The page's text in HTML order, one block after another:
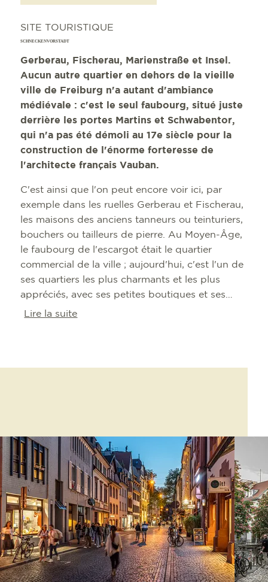
SITE TOURISTIQUE
SCHNECKENVORSTADT
Gerberau, Fischerau, Marienstraße et Insel.
Aucun autre quartier en dehors de la vieille
ville de Freiburg n'a autant d'ambiance
médiévale : c'est le seul faubourg, situé juste
derrière les portes Martins et Schwabentor,
qui n'a pas été démoli au 17e siècle pour la
construction de l'énorme forteresse de
l'architecte français Vauban.
C'est ainsi que l'on peut encore voir ici, par
exemple dans les ruelles Gerberau et Fischerau,
les maisons des anciens tanneurs ou teinturiers,
bouchers ou tailleurs de pierre. Au Moyen-Âge,
le faubourg de l'escargot était le quartier
commercial de la ville ; aujourd'hui, c'est l'un de
ses quartiers les plus charmants et les plus
appréciés, avec ses petites boutiques et ses
cafés gérés par leurs propriétaires.
Lire la suite